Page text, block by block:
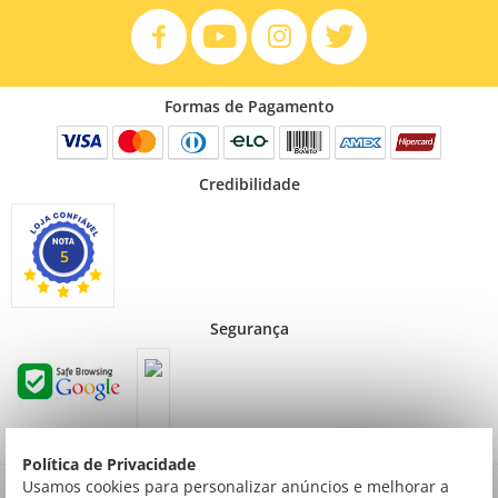
Política de Privacidade
Usamos cookies para personalizar anúncios e melhorar a
Formas de Pagamento
Credibilidade
5
Segurança
Preços válidos para consumidor final não contribuinte. Preços exclusivos para compras